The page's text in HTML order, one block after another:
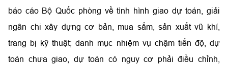
báo cáo Bộ Quốc phòng về tình hình giao dự toán, giải
ngân chi xây dựng cơ bản, mua sắm, sản xuất vũ khí,
trang bị kỹ thuật; danh mục nhiệm vụ chậm tiến độ, dự
toán chưa giao, dự toán có nguy cơ phải điều chỉnh,